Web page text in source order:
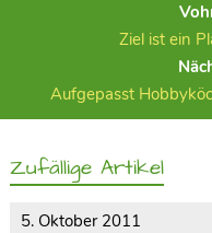
Ziel ist ein
Aufgepasst
Zufällige Artikel
5. Oktober 2011